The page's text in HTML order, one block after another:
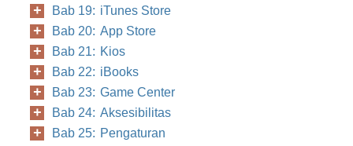
Bab 19: iTunes Store
Bab 20: App Store
Bab 21: Kios
Bab 22: iBooks
Bab 23: Game Center
Bab 24: Aksesibilitas
Bab 25: Pengaturan